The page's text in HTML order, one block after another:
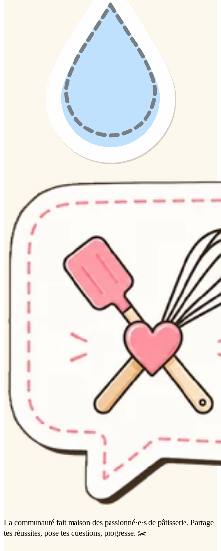
La communauté fait maison des passionné·e·s de pâtisserie. Partage
tes réussites, pose tes questions, progresse. ✂️